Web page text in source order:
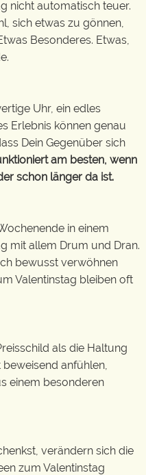
nicht automatisch teuer.
sich etwas zu gönnen,
Besonderes. Etwas,
Uhr, ein edles
Erlebnis können genau
Dein Gegenüber sich
am besten, wenn
schon länger da ist.
in einem
mit allem Drum und Dran.
bewusst verwöhnen
Valentinstag bleiben oft
als die Haltung
anfühlen,
einem besonderen
verändern sich die
zum Valentinstag